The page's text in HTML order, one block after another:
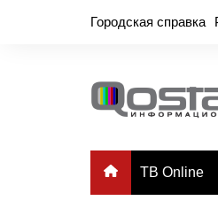
Городская справка
ТВ Online